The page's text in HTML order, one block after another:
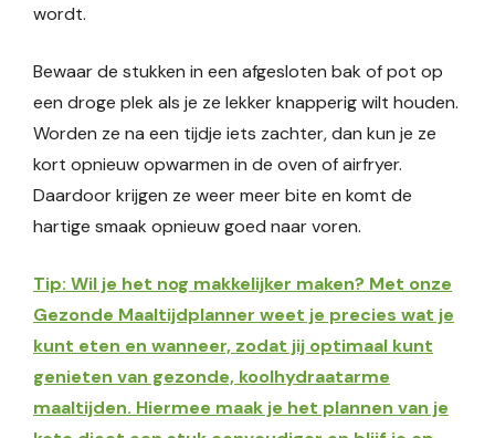
wordt.
Bewaar de stukken in een afgesloten bak of pot op
een droge plek als je ze lekker knapperig wilt houden.
Worden ze na een tijdje iets zachter, dan kun je ze
kort opnieuw opwarmen in de oven of airfryer.
Daardoor krijgen ze weer meer bite en komt de
hartige smaak opnieuw goed naar voren.
Tip: Wil je het nog makkelijker maken? Met onze
Gezonde Maaltijdplanner weet je precies wat je
kunt eten en wanneer, zodat jij optimaal kunt
genieten van gezonde, koolhydraatarme
maaltijden. Hiermee maak je het plannen van je